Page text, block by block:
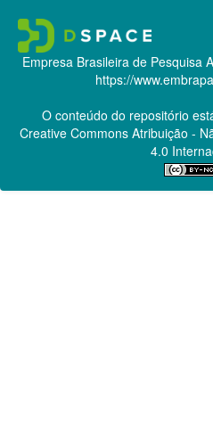
Empresa Brasileira de Pesquisa
https://
O conteúdo do repositório
Creative CommonsAtribuição -
4.0